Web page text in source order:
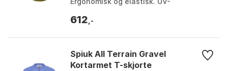
brown / taupe, Blue /...
612 ,-
Spiuk All Terrain Gravel
Kortarmet T-skjorte